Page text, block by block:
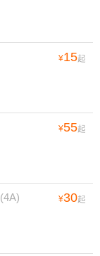
¥15起
¥55起
(4A) ¥30起